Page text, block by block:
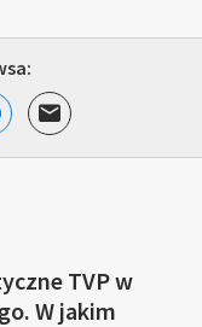
TVP w
W jakim